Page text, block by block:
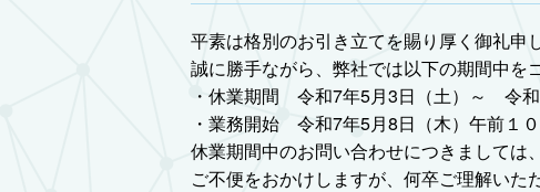
平素は格別のお引き立てを賜り厚く御礼申
誠に勝手ながら、弊社では以下の期間中を
・休業期間 令和7年5月3日（土）～ 令和
・業務開始 令和7年5月8日（木）午前１
休業期間中のお問い合わせにつきましては
ご不便をおかけしますが、何卒ご理解いた